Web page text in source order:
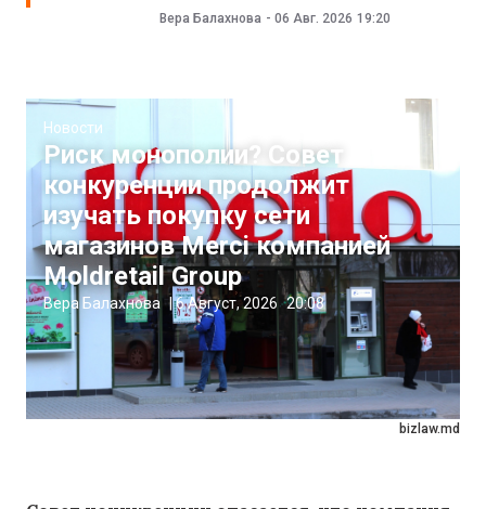
Вера Балахнова - 06 Авг. 2026 19:20
bizlaw.md
Новости
Риск монополии? Совет
конкуренции продолжит
изучать покупку сети
магазинов Merci компанией
Moldretail Group
Вера Балахнова 6 Август, 2026 20:08